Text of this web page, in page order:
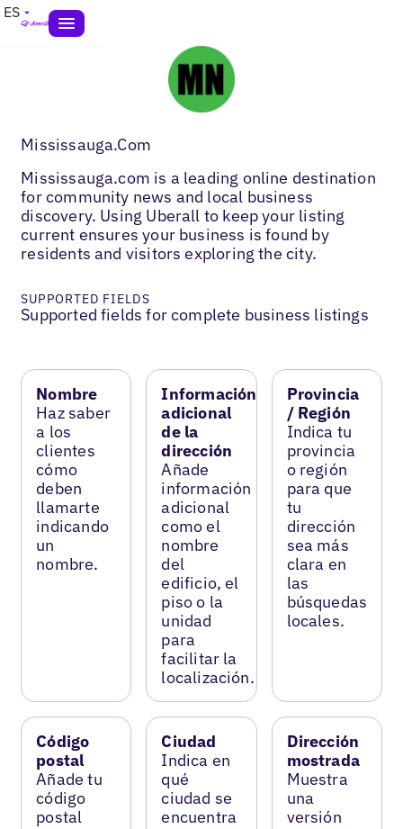
ES
Mississauga.Com
Mississauga.com is a leading online destination
for community news and local business
discovery. Using Uberall to keep your listing
current ensures your business is found by
residents and visitors exploring the city.
SUPPORTED FIELDS
Supported fields for complete business listings
Nombre
Haz saber
a los
clientes
cómo
deben
llamarte
indicando
un
nombre.
Información
adicional
de la
dirección
Añade
información
adicional
como el
nombre
del
edificio, el
piso o la
unidad
para
facilitar la
localización.
Provincia
/ Región
Indica tu
provincia
o región
para que
tu
dirección
sea más
clara en
las
búsquedas
locales.
Código
postal
Añade tu
código
postal
Ciudad
Indica en
qué
ciudad se
encuentra
Dirección
mostrada
Muestra
una
versión